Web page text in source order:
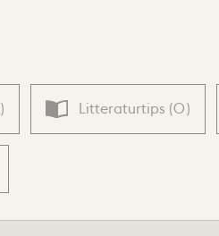
) Litteraturtips (0)